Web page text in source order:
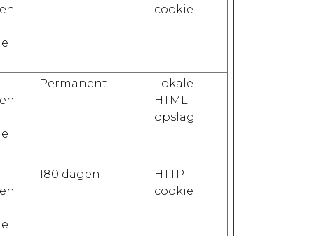
cookie
Permanent
Lokale
HTML-
opslag
180 dagen
HTTP-
cookie